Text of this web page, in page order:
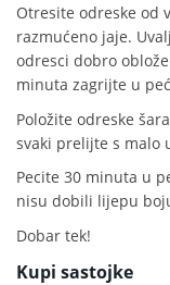
Otresite odreske od
razmućeno jaje.
odresci dobro
minuta zagrijte u
Položite odreske
svaki prelijte s malo
Pecite 30 minuta u
nisu dobili lijepu
Dobar tek!
Kupi sastojke